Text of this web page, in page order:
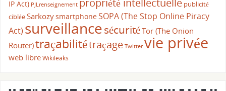
IP Act) PJLrenseignement propriété intellectuelle publicité
cibléeSarkozysmartphoneSOPA (The Stop Online Piracy
Act) surveillancesécuritéTor (The Onion
Router)traçabilitétraçage Twitter vie privée
web libreWikileaks